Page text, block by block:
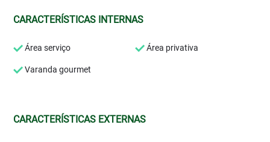
CARACTERÍSTICAS INTERNAS
Área serviço Área privativa
Varanda gourmet
CARACTERÍSTICAS EXTERNAS